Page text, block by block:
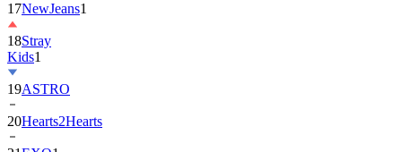
18Stray
Kids
19ASTRO
20Hearts2Hearts
21EXO1